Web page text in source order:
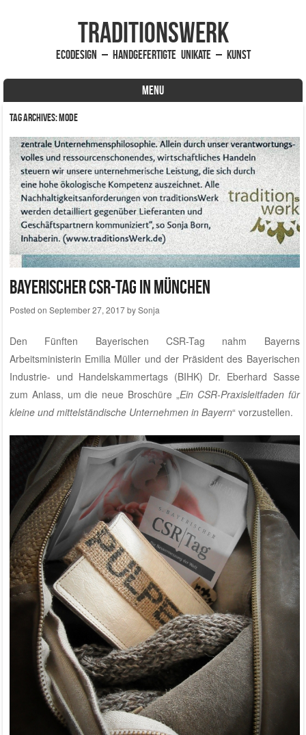
traditionsWerk
EcoDesign – handgefertigte Unikate – Kunst
MENU
Skip to content
Tag Archives:Mode
Bayerischer CSR-Tag in München
Posted on September 27, 2017bySonja
Den Fünften Bayerischen CSR-Tag nahm Bayerns
Arbeitsministerin Emilia Müller und der Präsident des Bayerischen
Industrie- und Handelskammertags (BIHK) Dr. Eberhard Sasse
zum Anlass, um die neue Broschüre „Ein CSR-Praxisleitfaden für
kleine und mittelständische Unternehmen in Bayern“ vorzustellen.